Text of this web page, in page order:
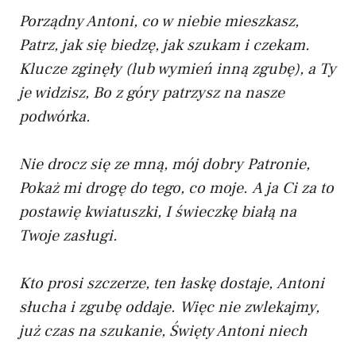
Porządny Antoni, co w niebie mieszkasz,
Patrz, jak się biedzę, jak szukam i czekam.
Klucze zginęły (lub wymień inną zgubę), a Ty
je widzisz, Bo z góry patrzysz na nasze
podwórka.
Nie drocz się ze mną, mój dobry Patronie,
Pokaż mi drogę do tego, co moje. A ja Ci za to
postawię kwiatuszki, I świeczkę białą na
Twoje zasługi.
Kto prosi szczerze, ten łaskę dostaje, Antoni
słucha i zgubę oddaje. Więc nie zwlekajmy,
już czas na szukanie, Święty Antoni niech